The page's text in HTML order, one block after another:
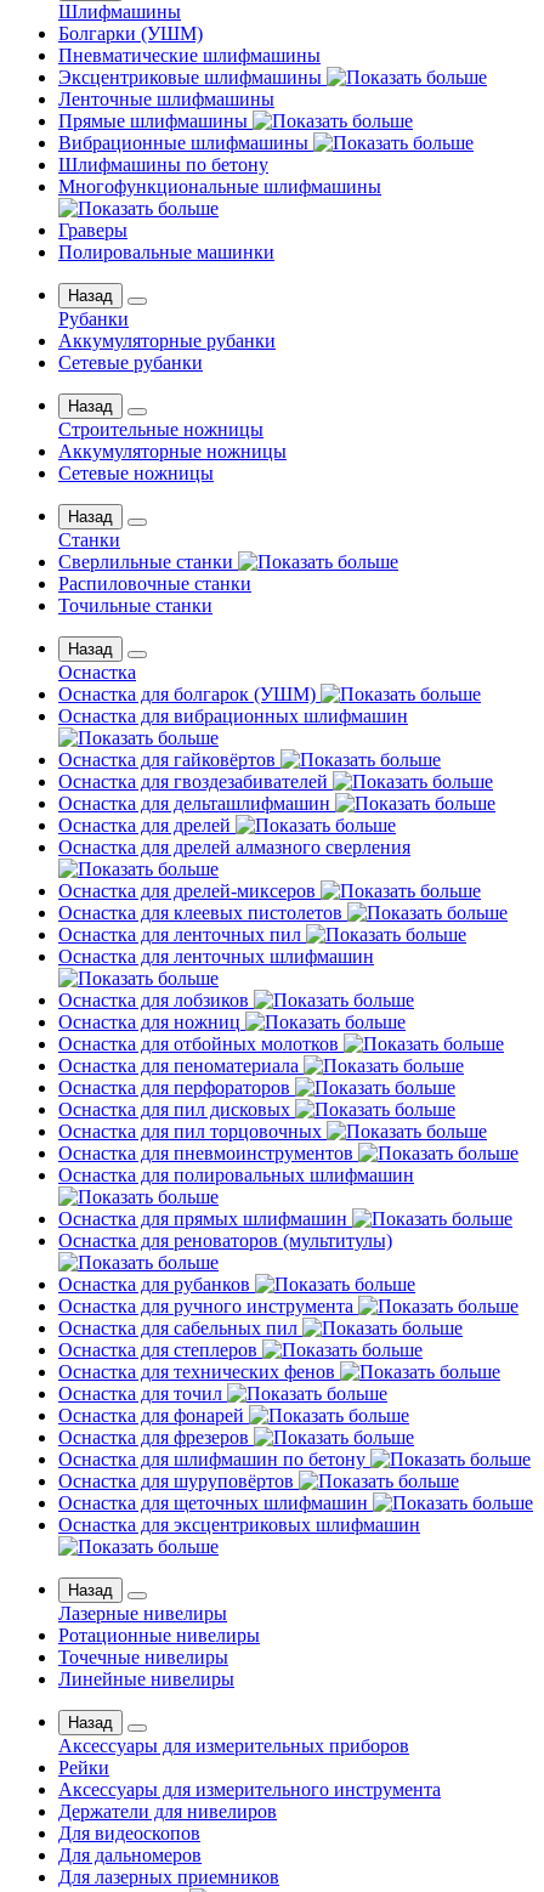
Шлифмашины
Бoлгаpки (УШM)
Пневматические шлифмашины
Эксцентриковые шлифмашины
Ленточные шлифмашины
Прямые шлифмашины
Вибрационные шлифмашины
Шлифмашины по бетону
Многофункциональные шлифмашины
Граверы
Полировальные машинки
Назад
Рубанки
Аккумуляторные рубанки
Сетевые рубанки
Назад
Строительные ножницы
Аккумуляторные ножницы
Сетевые ножницы
Назад
Станки
Сверлильные станки
Распиловочные станки
Точильные станки
Назад
Оснастка
Оснастка для болгарок (УШМ)
Оснастка для вибрационных шлифмашин
Оснастка для гайковёртов
Оснастка для гвоздезабивателей
Оснастка для дельташлифмашин
Оснастка для дрелей
Оснастка для дрелей алмазного сверления
Оснастка для дрелей-миксеров
Оснастка для клеевых пистолетов
Оснастка для ленточных пил
Оснастка для ленточных шлифмашин
Оснастка для лобзиков
Оснастка для ножниц
Оснастка для отбойных молотков
Оснастка для пеноматериала
Оснастка для перфораторов
Оснастка для пил дисковых
Оснастка для пил торцовочных
Оснастка для пневмоинструментов
Оснастка для полировальных шлифмашин
Оснастка для прямых шлифмашин
Оснастка для реноваторов (мультитулы)
Оснастка для рубанков
Оснастка для ручного инструмента
Оснастка для сабельных пил
Оснастка для степлеров
Оснастка для технических фенов
Оснастка для точил
Оснастка для фонарей
Оснастка для фрезеров
Оснастка для шлифмашин по бетону
Оснастка для шуруповёртов
Оснастка для щеточных шлифмашин
Оснастка для эксцентриковых шлифмашин
Назад
Лазерные нивелиры
Ротационные нивелиры
Точечные нивелиры
Линейные нивелиры
Назад
Аксессуары для измерительных приборов
Рейки
Аксессуары для измерительного инструмента
Держатели для нивелиров
Для видеоскопов
Для дальномеров
Для лазерных приемников